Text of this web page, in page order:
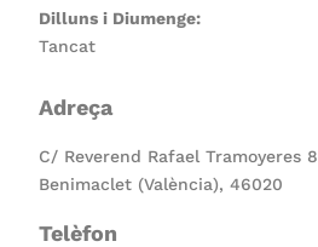
Dilluns i Diumenge:
Tancat
Adreça
C/ Reverend Rafael Tramoyeres 8
Benimaclet (València), 46020
Telèfon